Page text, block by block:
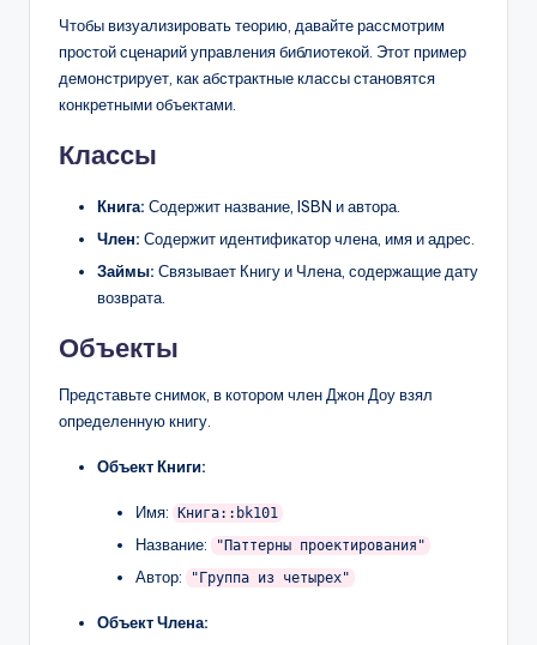
Чтобы визуализировать теорию, давайте рассмотрим
простой сценарий управления библиотекой. Этот пример
демонстрирует, как абстрактные классы становятся
конкретными объектами.
Классы
Книга: Содержит название, ISBN и автора.
Член: Содержит идентификатор члена, имя и адрес.
Займы: Связывает Книгу и Члена, содержащие дату
возврата.
Объекты
Представьте снимок, в котором член Джон Доу взял
определенную книгу.
Объект Книги:
Имя: Книга::bk101
Название: "Паттерны проектирования"
Автор: "Группа из четырех"
Объект Члена: